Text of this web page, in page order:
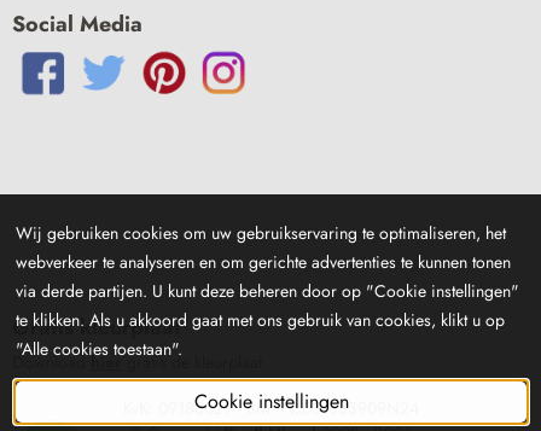
Social Media
Gratis kleurplaat
Downloadhiergratis de kleurplaat
KvK: 09183029 - Btw: NL001833909N24
Wij gebruiken cookies om uw gebruikservaring te optimaliseren, het
webverkeer te analyseren en om gerichte advertenties te kunnen tonen
via derde partijen. U kunt deze beheren door op "Cookie instellingen"
te klikken. Als u akkoord gaat met ons gebruik van cookies, klikt u op
"Alle cookies toestaan".
Cookie instellingen